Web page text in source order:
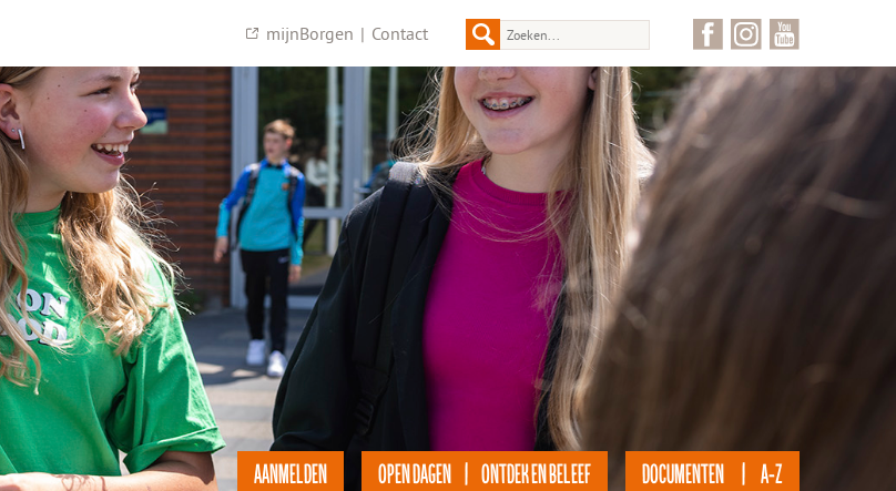
mijnBorgen | Contact
DOCUMENTEN | A-Z
OPEN DAGEN | ONTDEK EN BELEEF
AANMELDEN